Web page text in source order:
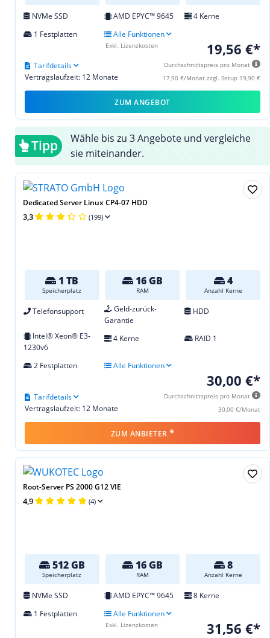
NVMe SSD AMD EPYC™ 9645
4 Kerne
1 Festplatten
Alle Funktionen
19,56 €*
Durchschnittspreis pro Monat
17,90 €/Monat zzgl. Setup 19,90 €
Vertragslaufzeit: 12 Monate
Tarifdetails
Exkl. Lizenzkosten
ZUM ANGEBOT
Tipp
Wähle bis zu 3 Angebote und vergleiche
sie miteinander.
Dedicated Server Linux CP4-07 HDD
3,3 (199)
1 TB
Speicherplatz
16 GB
RAM
4
Anzahl Kerne
Telefonsupport
Geld-zurück-
Garantie
HDD
Intel® Xeon® E3-
1230v6
4 Kerne RAID 1
2 Festplatten Alle Funktionen
30,00 €*
Durchschnittspreis pro Monat
30,00 €/Monat
Vertragslaufzeit: 12 Monate
Tarifdetails
ZUM ANBIETER *
Root-Server PS 2000 G12 VIE
4,9 (4)
512 GB
Speicherplatz
16 GB
RAM
8
Anzahl Kerne
NVMe SSD AMD EPYC™ 9645
8 Kerne
1 Festplatten
Alle Funktionen
31,56 €*
Exkl. Lizenzkosten